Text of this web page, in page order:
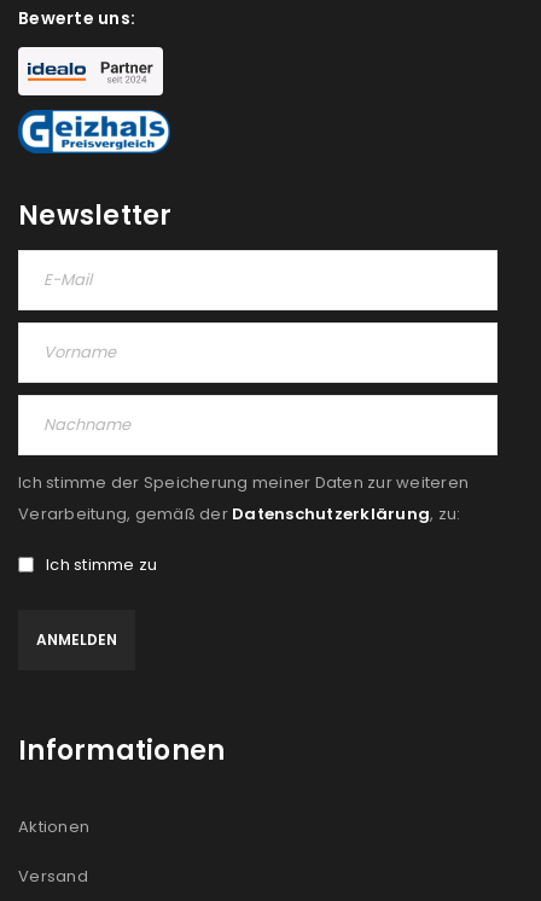
Benutzername oder E-Mail-Adresse
Passwort*
ANMELDEN
PASSWORT VERGESSEN?
REGISTRIEREN
E-Mail-Adresse*
deine E-Mail-Adresse gesendet.
Please select all the ways you would like to hear from
Bewerte uns:
Newsletter
Ich stimme der Speicherung meiner Daten zur weiteren
Verarbeitung, gemäß der Datenschutzerklärung, zu:
Ich stimme zu
Informationen
Aktionen
Versand